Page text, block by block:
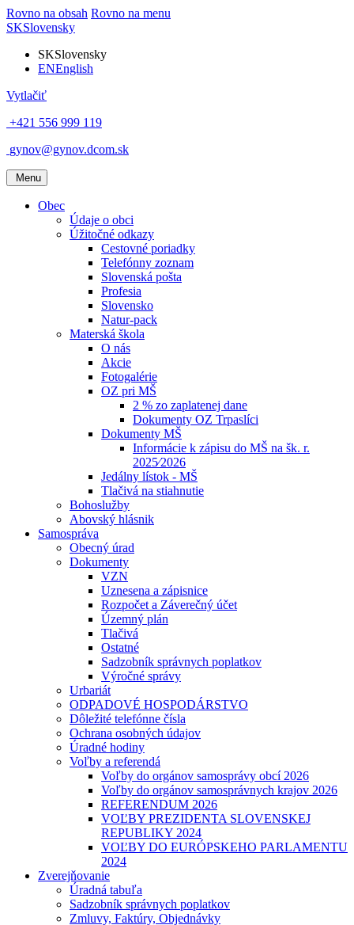
Rovno na obsah Rovno na menu
SKSlovensky
SKSlovensky
ENEnglish
Vytlačiť
+421 556 999 119
gynov@gynov.dcom.sk
Menu
Obec
Údaje o obci
Úžitočné odkazy
Cestovné poriadky
Telefónny zoznam
Slovenská pošta
Profesia
Slovensko
Natur-pack
Materská škola
O nás
Akcie
Fotogalérie
OZ pri MŠ
2 % zo zaplatenej dane
Dokumenty OZ Trpaslíci
Dokumenty MŠ
Informácie k zápisu do MŠ na šk. r.
2025⁄2026
Jedálny lístok - MŠ
Tlačivá na stiahnutie
Bohoslužby
Abovský hlásnik
Samospráva
Obecný úrad
Dokumenty
VZN
Uznesena a zápisnice
Rozpočet a Záverečný účet
Územný plán
Tlačivá
Ostatné
Sadzobník správnych poplatkov
Výročné správy
Urbariát
ODPADOVÉ HOSPODÁRSTVO
Dôležité telefónne čísla
Ochrana osobných údajov
Úradné hodiny
Voľby a referendá
Voľby do orgánov samosprávy obcí 2026
Voľby do orgánov samosprávnych krajov 2026
REFERENDUM 2026
VOĽBY PREZIDENTA SLOVENSKEJ
REPUBLIKY 2024
VOĽBY DO EURÓPSKEHO PARLAMENTU
2024
Zverejňovanie
Úradná tabuľa
Sadzobník správnych poplatkov
Zmluvy, Faktúry, Objednávky